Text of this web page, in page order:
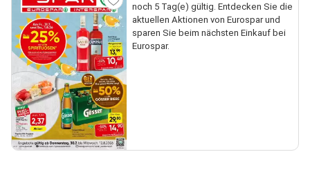
noch 5 Tag(e) gültig. Entdecken Sie die
aktuellen Aktionen von Eurospar und
sparen Sie beim nächsten Einkauf bei
Eurospar.